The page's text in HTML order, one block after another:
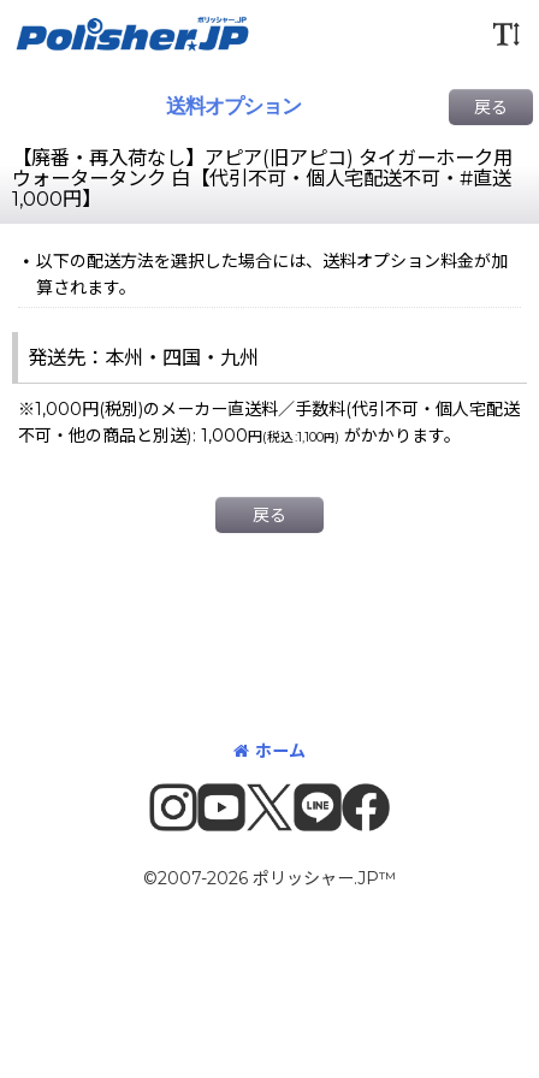
送料オプション 戻る
【廃番・再入荷なし】アピア(旧アピコ) タイガーホーク用
ウォータータンク 白【代引不可・個人宅配送不可・#直送
1,000円】
以下の配送方法を選択した場合には、送料オプション料金が加
算されます。
発送先：本州・四国・九州
※1,000円(税別)のメーカー直送料／手数料(代引不可・個人宅配送
不可・他の商品と別送): 1,000円(税込:1,100円) がかかります。
戻る
ホーム
©2007-2026 ポリッシャー.JP™